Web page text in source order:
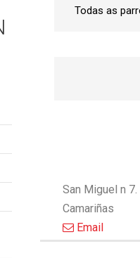
San Miguel n
Camariñas
Email